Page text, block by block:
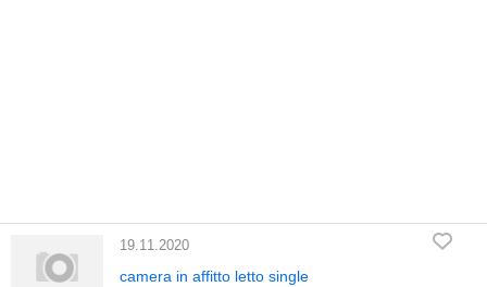
19.11.2020
camera in affitto letto single